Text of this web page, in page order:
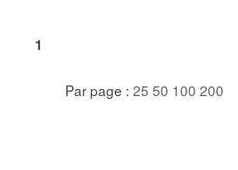
1
Par page : 25 50 100 200